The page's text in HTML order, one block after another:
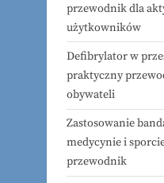
przewodnik dla
użytkowników
Defibrylator w
praktyczny
obywateli
Zastosowanie
medycynie i
przewodnik